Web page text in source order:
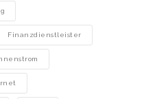
Finanzdienstleister